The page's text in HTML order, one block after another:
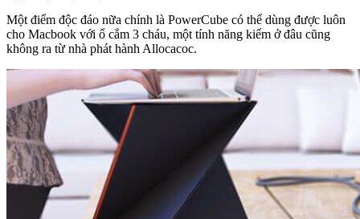
Một điểm độc đáo nữa chính là PowerCube có thể dùng được luôn
cho Macbook với ổ cắm 3 cháu, một tính năng kiếm ở đâu cũng
không ra từ nhà phát hành Allocacoc.